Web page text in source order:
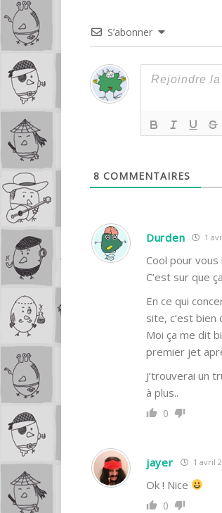
S’abonner
8 COMMENTAIRES
Durden 1
Cool pour vous
C’est sur que
En ce qui
site, c’est bien
Moi ça me dit
premier jet
J’trouverai un
à plus..
0
jayer 1 avril
Ok ! Nice
0